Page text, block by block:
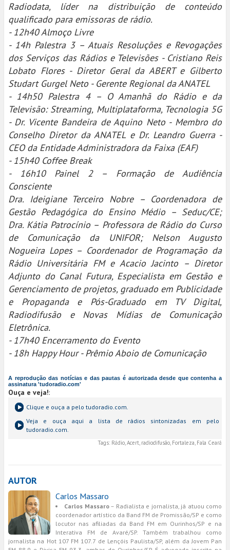
Radiodata, líder na distribuição de conteúdo
qualificado para emissoras de rádio.
- 12h40 Almoço Livre
- 14h Palestra 3 – Atuais Resoluções e Revogações
dos Serviços das Rádios e Televisões - Cristiano Reis
Lobato Flores - Diretor Geral da ABERT e Gilberto
Studart Gurgel Neto - Gerente Regional da ANATEL
- 14h50 Palestra 4 – O Amanhã do Rádio e da
Televisão: Streaming, Multiplataforma, Tecnologia 5G
- Dr. Vicente Bandeira de Aquino Neto - Membro do
Conselho Diretor da ANATEL e Dr. Leandro Guerra -
CEO da Entidade Administradora da Faixa (EAF)
- 15h40 Coffee Break
- 16h10 Painel 2 – Formação de Audiência
Consciente
Dra. Ideigiane Terceiro Nobre – Coordenadora de
Gestão Pedagógica do Ensino Médio – Seduc/CE;
Dra. Kátia Patrocínio – Professora de Rádio do Curso
de Comunicação da UNIFOR; Nelson Augusto
Nogueira Lopes – Coordenador de Programação da
Rádio Universitária FM e Acacio Jacinto – Diretor
Adjunto do Canal Futura, Especialista em Gestão e
Gerenciamento de projetos, graduado em Publicidade
e Propaganda e Pós-Graduado em TV Digital,
Radiodifusão e Novas Mídias de Comunicação
Eletrônica.
- 17h40 Encerramento do Evento
- 18h Happy Hour - Prêmio Aboio de Comunicação
A reprodução das notícias e das pautas é autorizada desde que contenha a
assinatura 'tudoradio.com'
Ouça e veja!:
Clique e ouça a pelo tudoradio.com.
Veja e ouça aqui a lista de rádios sintonizadas em pelo
tudoradio.com.
Tags: Rádio, Acert, radiodifusão, Fortaleza, Fala Ceará
AUTOR
Carlos Massaro
Carlos Massaro– Radialista e jornalista, já atuou como
coordenador artístico da Band FM de Promissão/SP e como
locutor nas afiliadas da Band FM em Ourinhos/SP e na
Interativa FM de Avaré/SP. Também trabalhou como
jornalista na Hot 107 FM 107.7 de Lençóis Paulista/SP, além da Jovem Pan